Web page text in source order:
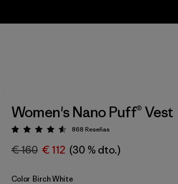
Women's Nano Puff® Vest
Puntuación: 4.6 / 5
868 Reseñas
€ 160 € 112 (30 % dto.)
Color Birch White